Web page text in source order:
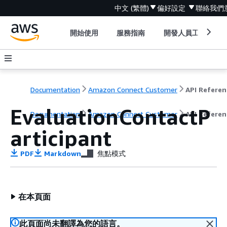
中文 (繁體) 偏好設定 聯絡我們
開始使用 服務指南 開發人員工具
Documentation Amazon Connect Customer API
Documentation Amazon Connect Customer API
EvaluationContactP
articipant
PDF Markdown 焦點模式
在本頁面
此頁面尚未翻譯為您的語言。